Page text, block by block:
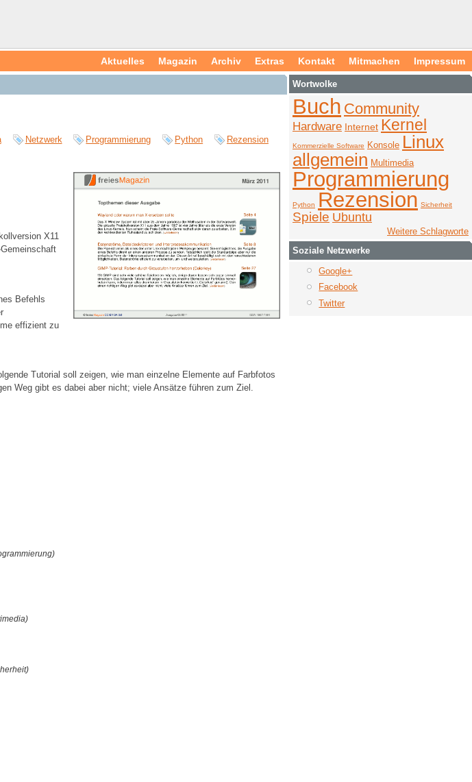
Aktuelles Magazin Archiv Extras Kontakt Mitmachen Impressum
Netzwerk Programmierung Python
Rezension
X11
Befehls
effizient zu
Tutorial soll zeigen, wie man einzelne Elemente auf Farbfotos
Weg gibt es dabei aber nicht; viele Ansätze führen zum Ziel.
Wortwolke
Buch Community
Hardware Internet Kernel
Kommerzielle Software Konsole Linux
allgemein Multimedia
Programmierung
Python Rezension Sicherheit
Spiele Ubuntu
Weitere Schlagworte
Soziale Netzwerke
Google+
Facebook
Twitter